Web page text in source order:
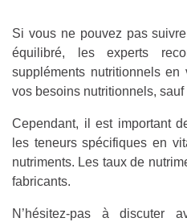
Si vous ne pouvez pas
équilibré, les experts
suppléments nutritionnels
vos besoins nutritionnels,
Cependant, il est important
les teneurs spécifiques en
nutriments. Les taux de
fabricants.
N’hésitez-pas à discuter